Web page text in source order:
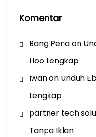
Komentar
Bang Penaon
Hoo Lengkap
Iwanon Unduh
Lengkap
partner tech
Tanpa Iklan